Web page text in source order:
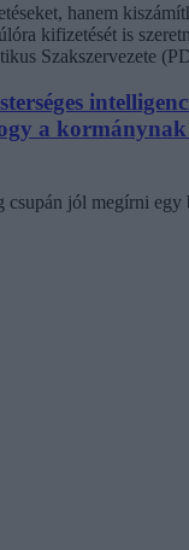
hanem
kifizetését is
Szakszervezete
a
csupán jól megírni egy